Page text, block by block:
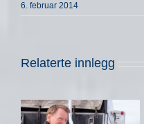
6. februar 2014
Relaterte innlegg